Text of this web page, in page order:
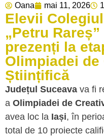
Oana mai 11, 2026
Elevii
„Petru
prezenți la
Olimpiadei de
Științifică
Județul Suceava va fi
a Olimpiadei de
avea loc la Iași, în
total de 10 proiecte